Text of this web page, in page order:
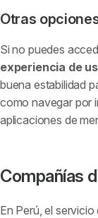
Otras
Si no puedes
experiencia de
buena estabilidad
como navegar por
aplicaciones de
Compañías
En Perú, el